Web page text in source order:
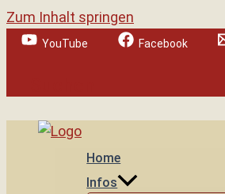
Zum Inhalt springen
YouTube Facebook
Home
Infos